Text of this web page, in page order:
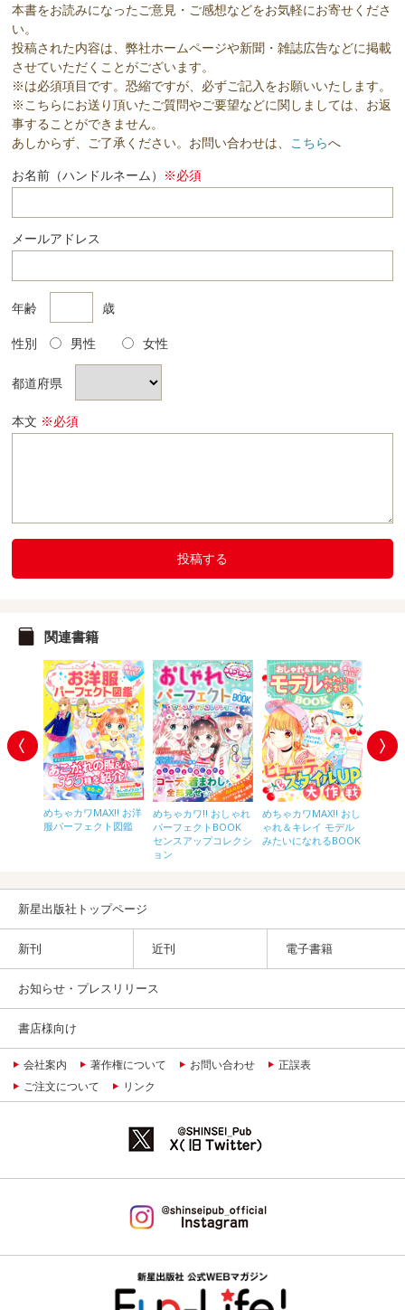
本書をお読みになったご意見・ご感想などをお気軽にお寄せくださ
い。
投稿された内容は、弊社ホームページや新聞・雑誌広告などに掲載
させていただくことがございます。
※は必須項目です。恐縮ですが、必ずご記入をお願いいたします。
※こちらにお送り頂いたご質問やご要望などに関しましては、お返
事することができません。
あしからず、ご了承ください。お問い合わせは、 こちらへ
お名前（ハンドルネーム） ※必須
メールアドレス
年齢 歳
性別 男性 女性
都道府県
本文 ※必須
投稿する
関連書籍
めちゃカワMAX!! お洋
服パーフェクト図鑑
めちゃカワ!! おしゃれ
パーフェクトBOOK
センスアップコレクシ
ョン
めちゃカワMAX!! おし
ゃれ＆キレイ モデル
みたいになれるBOOK
新星出版社トップページ
新刊 近刊 電子書籍
お知らせ・プレスリリース
書店様向け
会社案内 著作権について お問い合わせ
正誤表
ご注文について
リンク